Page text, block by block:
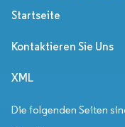
Startseite
Kontaktieren Sie Uns
XML
Die folgenden Seiten